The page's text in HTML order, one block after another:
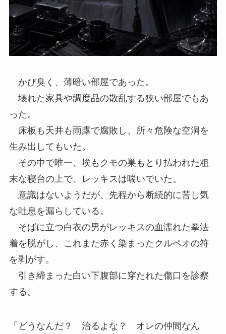
かび臭く、薄暗い部屋であった。
壊れた家具や調度品の散乱する狭い部屋でもあ
った。
床板も天井も雨露で腐敗し、所々危険な空洞を
生み出してもいた。
その中で唯一、埃もクモの巣もとり払われた粗
末な寝台の上で、レッキスは喘いでいた。
意識はないようだが、先程から断続的に苦し気
な吐息を漏らしている。
そばに立つ白衣の男がレッキスの血濡れた拳法
着を脱がし、これまた赤く染まったクルペオの符
を剥がす。
引き締まった白い下腹部に穿たれた傷口を診察
する。
「どうなんだ？ 治るよな？ オレの仲間なん